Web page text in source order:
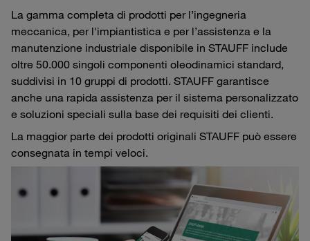
La gamma completa di prodotti per l’ingegneria
meccanica, per l'impiantistica e per l’assistenza e la
manutenzione industriale disponibile in STAUFF include
oltre 50.000 singoli componenti oleodinamici standard,
suddivisi in 10 gruppi di prodotti. STAUFF garantisce
anche una rapida assistenza per il sistema personalizzato
e soluzioni speciali sulla base dei requisiti dei clienti.
La maggior parte dei prodotti originali STAUFF può essere
consegnata in tempi veloci.